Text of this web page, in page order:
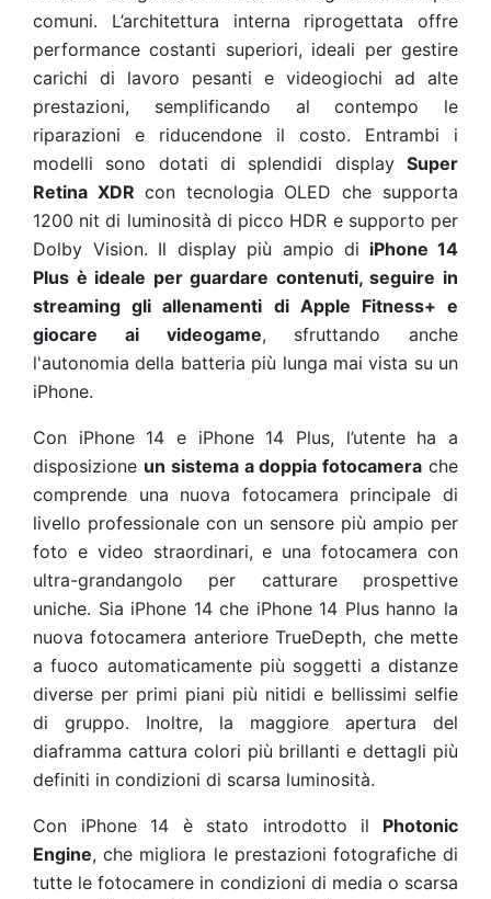
comuni. L’architettura interna riprogettata offre
performance costanti superiori, ideali per gestire
carichi di lavoro pesanti e videogiochi ad alte
prestazioni, semplificando al contempo le
riparazioni e riducendone il costo. Entrambi i
modelli sono dotati di splendidi display Super
Retina XDR con tecnologia OLED che supporta
1200 nit di luminosità di picco HDR e supporto per
Dolby Vision. Il display più ampio di iPhone 14
Plus è ideale per guardare contenuti, seguire in
streaming gli allenamenti di Apple Fitness+ e
giocare ai videogame, sfruttando anche
l'autonomia della batteria più lunga mai vista su un
iPhone.
Con iPhone 14 e iPhone 14 Plus, l’utente ha a
disposizione un sistema a doppia fotocamera che
comprende una nuova fotocamera principale di
livello professionale con un sensore più ampio per
foto e video straordinari, e una fotocamera con
ultra-grandangolo per catturare prospettive
uniche. Sia iPhone 14 che iPhone 14 Plus hanno la
nuova fotocamera anteriore TrueDepth, che mette
a fuoco automaticamente più soggetti a distanze
diverse per primi piani più nitidi e bellissimi selfie
di gruppo. Inoltre, la maggiore apertura del
diaframma cattura colori più brillanti e dettagli più
definiti in condizioni di scarsa luminosità.
Con iPhone 14 è stato introdotto il Photonic
Engine, che migliora le prestazioni fotografiche di
tutte le fotocamere in condizioni di media o scarsa